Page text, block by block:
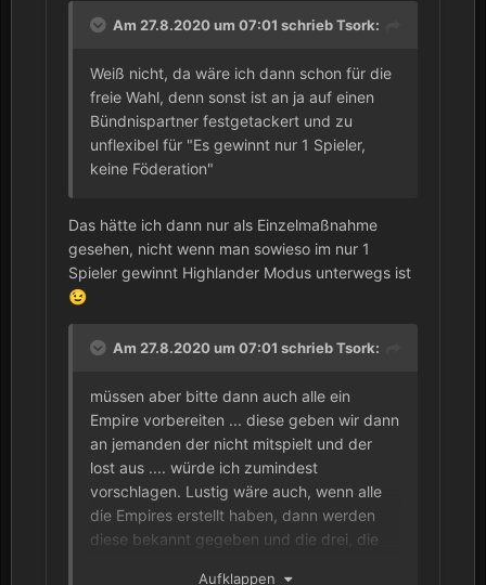
Am 27.8.2020 um 07:01 schriebTsork:
Weiß nicht, da wäre ich dann schon für die
freie Wahl, denn sonst ist an ja auf einen
Bündnispartner festgetackert und zu
unflexibel für "Es gewinnt nur 1 Spieler,
keine Föderation"
Das hätte ich dann nur als Einzelmaßnahme
gesehen, nicht wenn man sowieso im nur 1
Spieler gewinnt Highlander Modus unterwegs ist
😉
Am 27.8.2020 um 07:01 schriebTsork:
müssen aber bitte dann auch alle ein
Empire vorbereiten ... diese geben wir dann
an jemanden der nicht mitspielt und der
lost aus .... würde ich zumindest
vorschlagen. Lustig wäre auch, wenn alle
die Empires erstellt haben, dann werden
diese bekannt gegeben und die drei, die
Aufklappen